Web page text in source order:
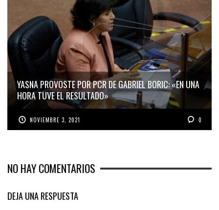
YASNA PROVOSTE POR PCR DE GABRIEL BORIC: «EN UNA
HORA TUVE EL RESULTADO»
NOVIEMBRE 3, 2021 0
NO HAY COMENTARIOS
DEJA UNA RESPUESTA